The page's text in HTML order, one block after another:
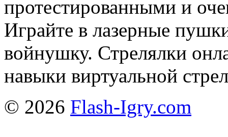
протестированными и
Играйте в лазерные
войнушку. Стрелялки
навыки виртуальной
© 2026 Flash-Igry.com